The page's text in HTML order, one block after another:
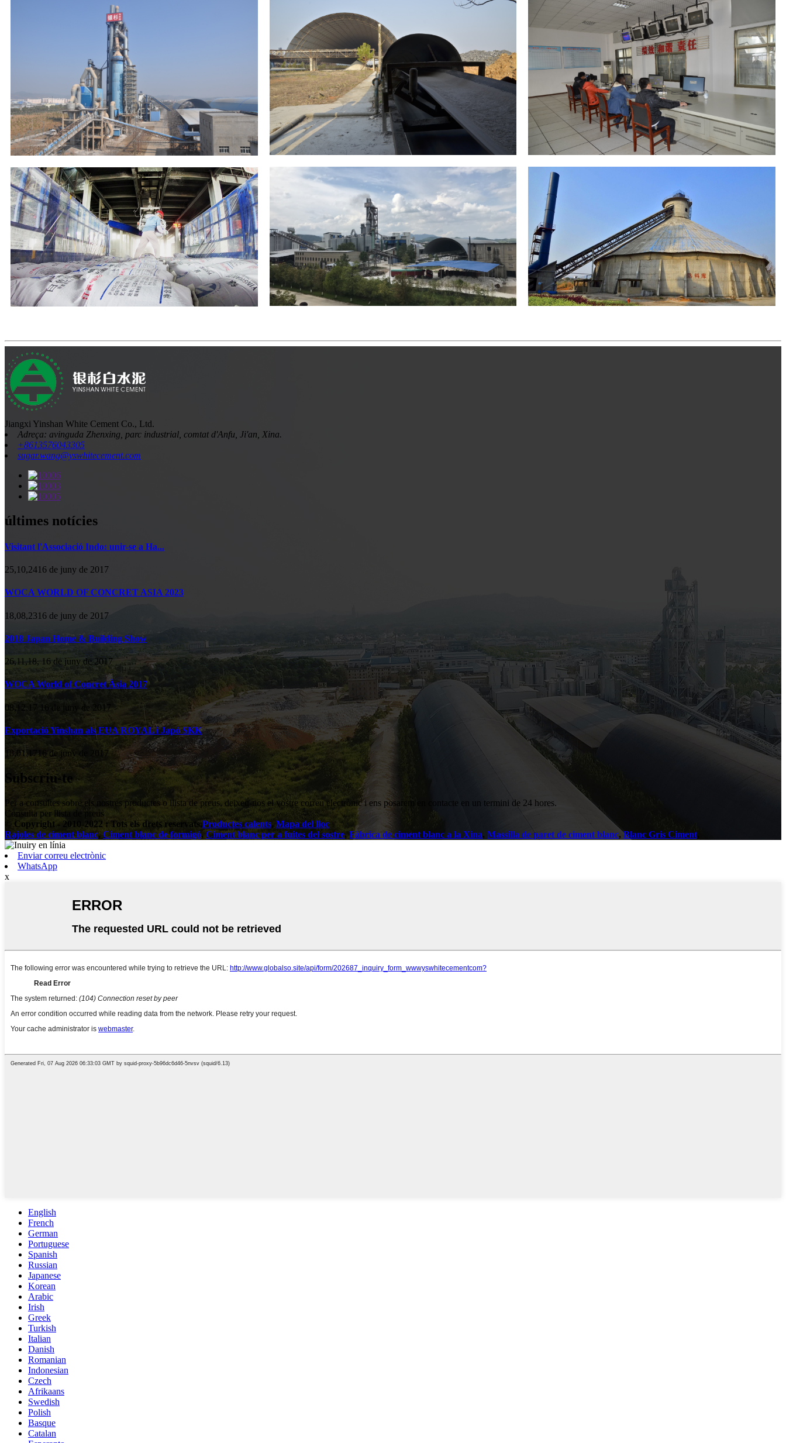
Jiangxi Yinshan White Cement Co., Ltd.
Adreça: avinguda Zhenxing, parc industrial, comtat d'Anfu, Ji'an, Xina.
+8613576043305
sugar.wang@yswhitecement.com
últimes notícies
Visitant l'Associació Indo: unir-se a Ha...
25,10,2416 de juny de 2017
WOCA WORLD OF CONCRET ASIA 2023
18,08,2316 de juny de 2017
2018 Japan Home & Building Show
26,11,18, 16 de juny de 2017
WOCA World of Concret Àsia 2017
08,12,17 16 de juny de 2017
Exportació Yinshan als EUA ROYAL i Japó SKK
18,01,1716 de juny de 2017
Subscriu-te
Per a consultes sobre els nostres productes o llista de preus, deixeu-nos el vostre correu electrònic i ens posarem en contacte en un termini de 24 hores.
Consulta per llista de preus
© Copyright - 2010-2022 : Tots els drets reservats.Productes calents, Mapa del lloc
Rajoles de ciment blanc, Ciment blanc de formigó, Ciment blanc per a fuites del sostre,Fàbrica de ciment blanc a la Xina, Massilla de paret de ciment blanc,Blanc Gris Ciment
Enviar correu electrònic
WhatsApp
x
English
French
German
Portuguese
Spanish
Russian
Japanese
Korean
Arabic
Irish
Greek
Turkish
Italian
Danish
Romanian
Indonesian
Czech
Afrikaans
Swedish
Polish
Basque
Catalan